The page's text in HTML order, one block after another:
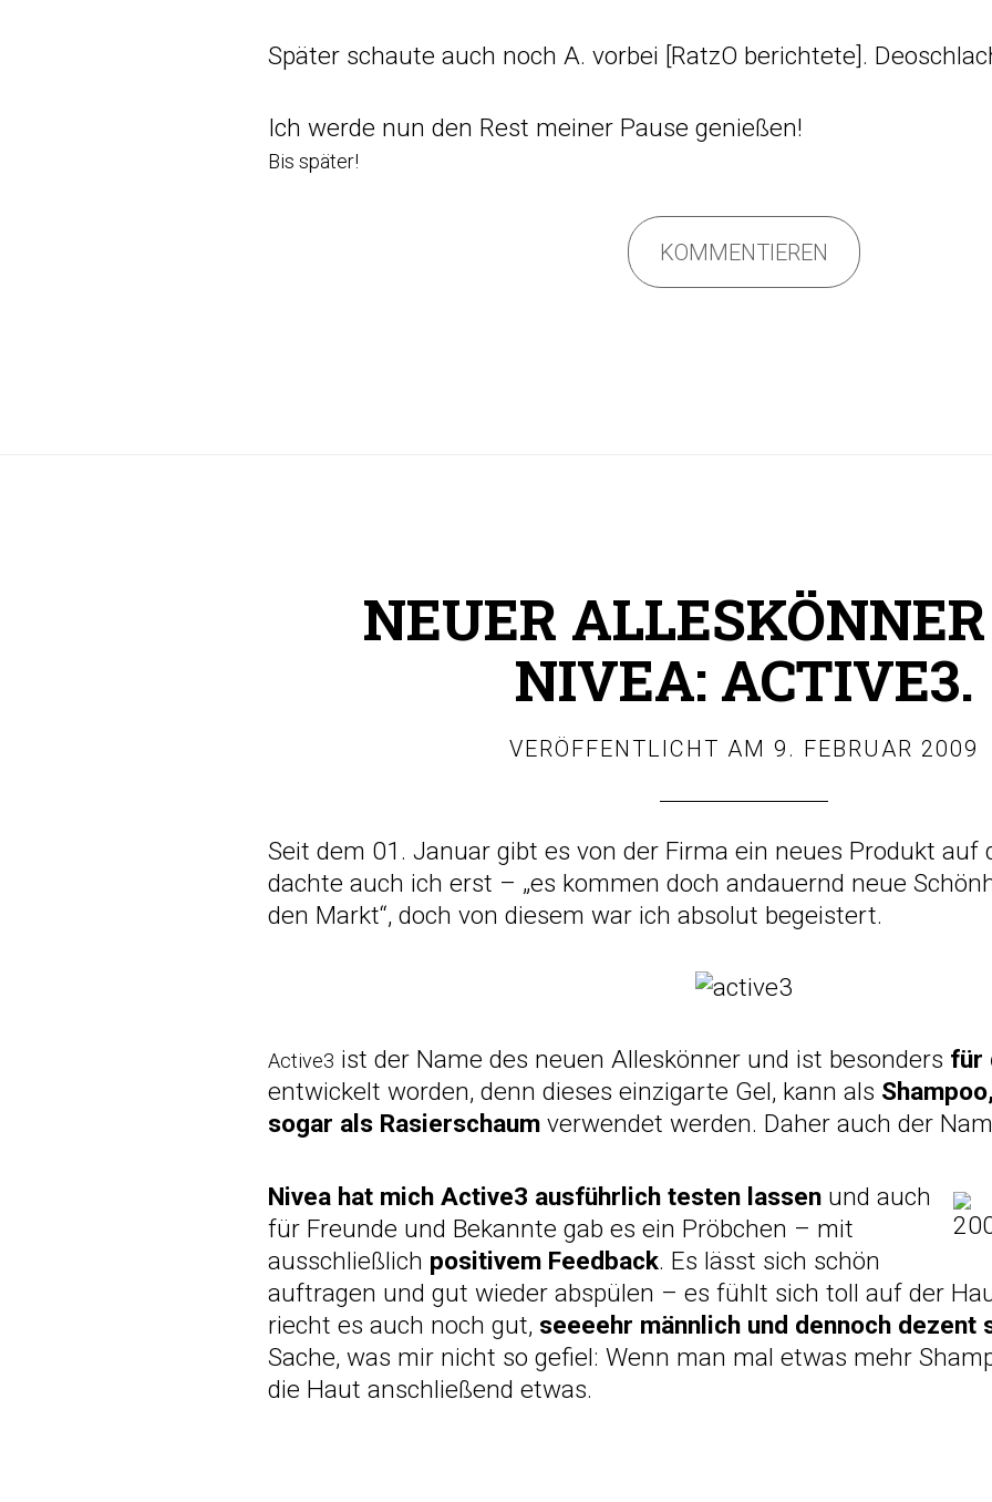
Später schaute auch noch A. vorbei [RatzO berichtete].
Ich werde nun den Rest meiner Pause genießen!
Bis später!
KOMMENTIEREN
NEUER
NIVEA: ACTIVE3.
VERÖFFENTLICHT AM9. FEBRUAR 2009
Seit dem 01. Januar gibt es von der Firma ein neues Produkt auf
dachte auch ich erst – „es kommen doch andauernd neue
den Markt“, doch von diesem war ich absolut begeistert.
Active3 ist der Name des neuen Alleskönner und ist besonders für
entwickelt worden, denn dieses einzigarte Gel, kann als
sogar als Rasierschaum verwendet werden. Daher auch der
Nivea hat mich Active3 ausführlich testen lassen und auch
für Freunde und Bekannte gab es ein Pröbchen – mit
ausschließlich positivem Feedback. Es lässt sich schön
auftragen und gut wieder abspülen – es fühlt sich toll auf der
riecht es auch noch gut, seeeehr männlich und dennoch dezent
Sache, was mir nicht so gefiel: Wenn man mal etwas mehr
die Haut anschließend etwas.